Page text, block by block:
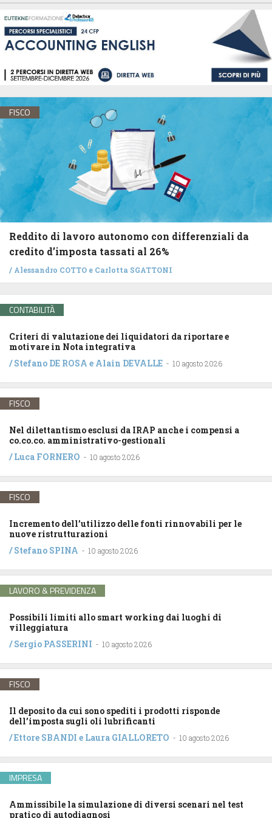
FISCO
Reddito di lavoro autonomo con differenziali da
credito d’imposta tassati al 26%
/ Alessandro COTTO e Carlotta SGATTONI
CONTABILITÀ
Criteri di valutazione dei liquidatori da riportare e
motivare in Nota integrativa
/Stefano DE ROSA e Alain DEVALLE - 10 agosto 2026
FISCO
Nel dilettantismo esclusi da IRAP anche i compensi a
co.co.co. amministrativo-gestionali
/Luca FORNERO - 10 agosto 2026
FISCO
Incremento dell’utilizzo delle fonti rinnovabili per le
nuove ristrutturazioni
/Stefano SPINA - 10 agosto 2026
LAVORO & PREVIDENZA
Possibili limiti allo smart working dai luoghi di
villeggiatura
/Sergio PASSERINI - 10 agosto 2026
FISCO
Il deposito da cui sono spediti i prodotti risponde
dell’imposta sugli oli lubrificanti
/Ettore SBANDI e Laura GIALLORETO - 10 agosto 2026
IMPRESA
Ammissibile la simulazione di diversi scenari nel test
pratico di autodiagnosi